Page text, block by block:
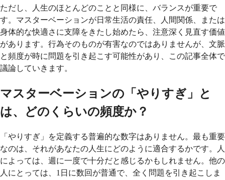
ただし、人生のほとんどのことと同様に、バランスが重要で
す。マスターベーションが日常生活の責任、人間関係、または
身体的な快適さに支障をきたし始めたら、注意深く見直す価値
があります。行為そのものが有害なのではありませんが、文脈
と頻度が時に問題を引き起こす可能性があり、この記事全体で
議論していきます。
マスターベーションの「やりすぎ」と
は、どのくらいの頻度か？
「やりすぎ」を定義する普遍的な数字はありません。最も重要
なのは、それがあなたの人生にどのように適合するかです。人
によっては、週に一度で十分だと感じるかもしれません。他の
人にとっては、1日に数回が普通で、全く問題を引き起こしま